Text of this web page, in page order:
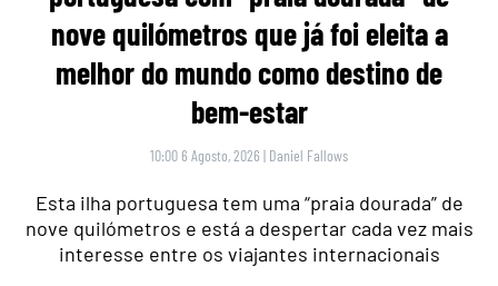
nove quilómetros que já foi eleita a
melhor do mundo como destino de
bem-estar
10:00 6 Agosto, 2026 | Daniel Fallows
Esta ilha portuguesa tem uma “praia dourada” de
nove quilómetros e está a despertar cada vez mais
interesse entre os viajantes internacionais